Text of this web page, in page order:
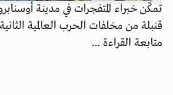
تمكّن خبراء المتفجرات في مدينة
قنبلة من مخلفات الحرب العالمية
متابعة القراءة ...